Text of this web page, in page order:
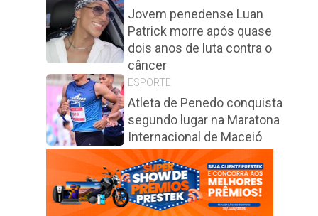
Jovem penedense Luan
Patrick morre após quase
dois anos de luta contra o
câncer
ESPORTE
Atleta de Penedo conquista
segundo lugar na Maratona
Internacional de Maceió